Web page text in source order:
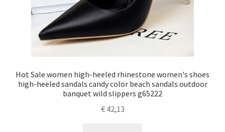
Hot Sale women high-heeled rhinestone women's shoes
high-heeled sandals candy color beach sandals outdoor
banquet wild slippers g65222
€42,13